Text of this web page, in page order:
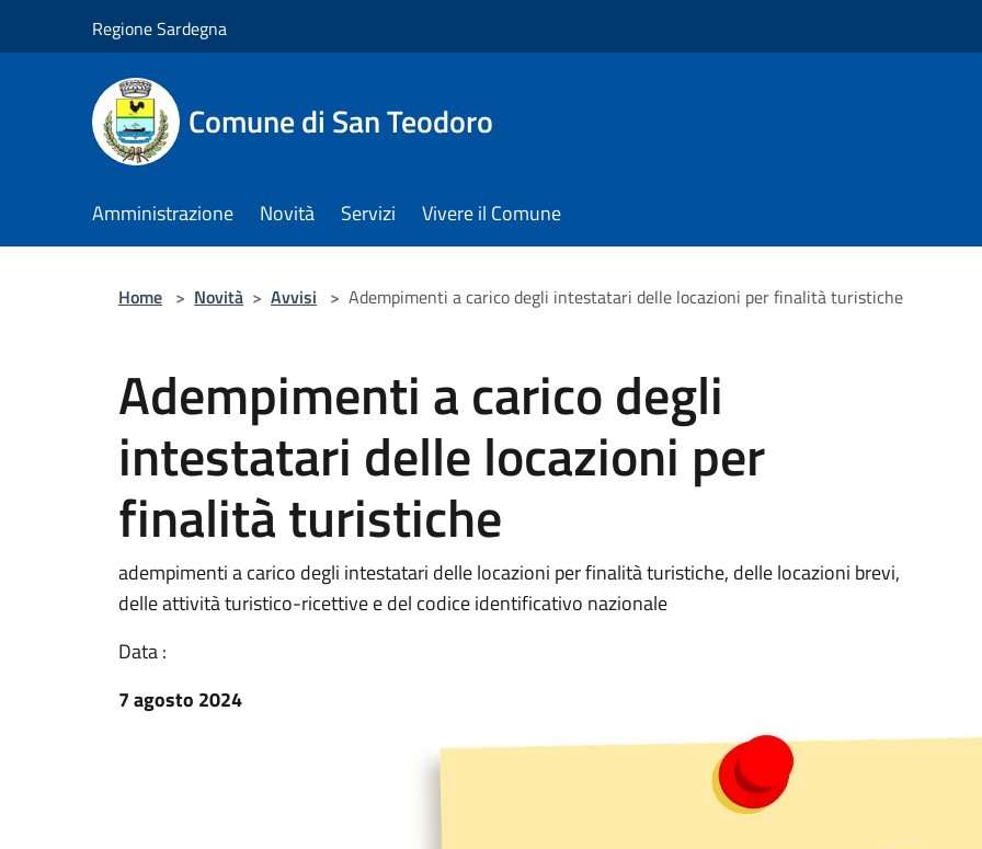
Regione Sardegna
Comune di San Teodoro
Amministrazione Novità Servizi Vivere il Comune
Home > Novità > Avvisi > Adempimenti a carico degli intestatari delle locazioni per finalità turistiche
Adempimenti a carico degli
intestatari delle locazioni per
finalità turistiche
adempimenti a carico degli intestatari delle locazioni per finalità turistiche, delle locazioni brevi,
delle attività turistico-ricettive e del codice identificativo nazionale
Data :
7 agosto 2024